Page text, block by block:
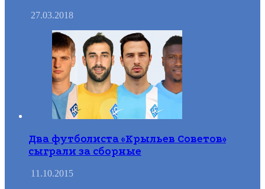
27.03.2018
Два футболиста «Крыльев Советов»
сыграли за сборные
11.10.2015